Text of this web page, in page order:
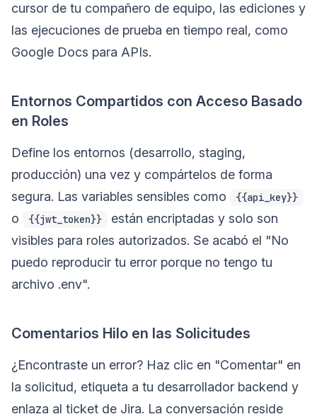
cursor de tu compañero de equipo, las ediciones y
las ejecuciones de prueba en tiempo real, como
Google Docs para APIs.
Entornos Compartidos con Acceso Basado
en Roles
Define los entornos (desarrollo, staging,
producción) una vez y compártelos de forma
segura. Las variables sensibles como
{{api_key}}
o {{jwt_token}}
están encriptadas y solo son
visibles para roles autorizados. Se acabó el "No
puedo reproducir tu error porque no tengo tu
archivo .env".
Comentarios Hilo en las Solicitudes
¿Encontraste un error? Haz clic en "Comentar" en
la solicitud, etiqueta a tu desarrollador backend y
enlaza al ticket de Jira. La conversación reside